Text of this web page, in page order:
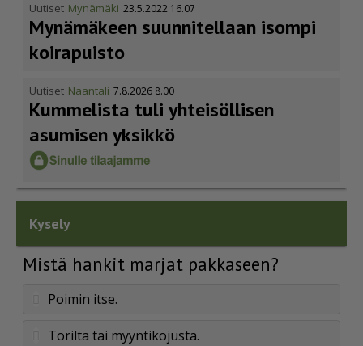
Uutiset Mynämäki 23.5.2022 16.07
Mynämäkeen suunnitellaan isompi
koirapuisto
Uutiset Naantali 7.8.2026 8.00
Kummelista tuli yhteisöllisen
asumisen yksikkö
Kysely
Mistä hankit marjat pakkaseen?
Poimin itse.
Torilta tai myyntikojusta.